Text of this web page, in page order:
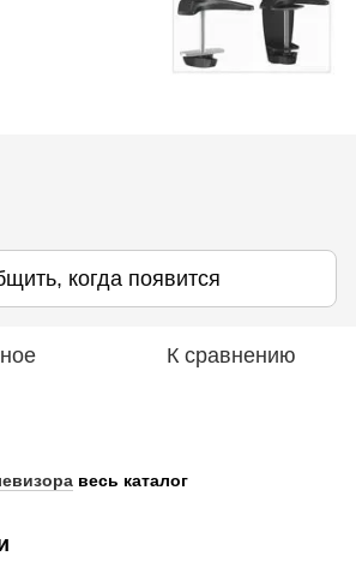
когда появится
К сравнению
весь каталог